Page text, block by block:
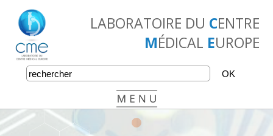
LABORATOIRE DU CENTRE
MÉDICAL EUROPE
•